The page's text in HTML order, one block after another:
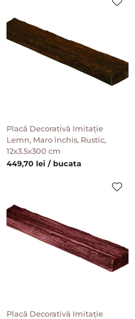
Placă Decorativă Imitație
Lemn, Maro închis, Rustic,
12x3.5x300 cm
449,70 lei / bucata
Placă Decorativă Imitație